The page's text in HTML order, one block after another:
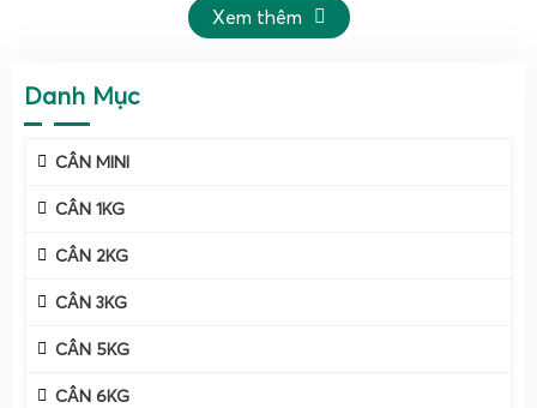
Danh Mục
CÂN MINI
CÂN 1KG
CÂN 2KG
CÂN 3KG
CÂN 5KG
CÂN 6KG
toàn quốc, Lào & Campuchia.
Cân Điện Tử Gia Phát – https://candientu.net/ -
công ty chuyên mua bán, giao cân & lắp đặt cân
điện tử 20 tấn
Xem thêm